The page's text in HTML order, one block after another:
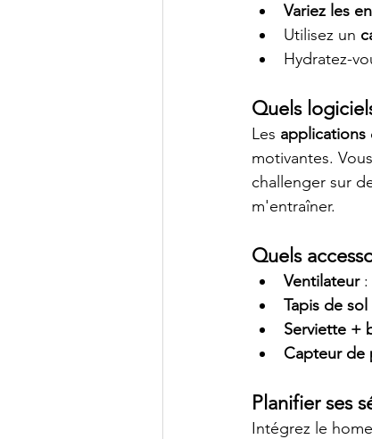
Variez les
Utilisez un
Hydratez-
Quels
Les applications
motivantes.
challenger sur
m'entraîner.
Quels
Ventilateur :
Tapis de sol
Serviette +
Capteur de
Planifier ses
Intégrez le